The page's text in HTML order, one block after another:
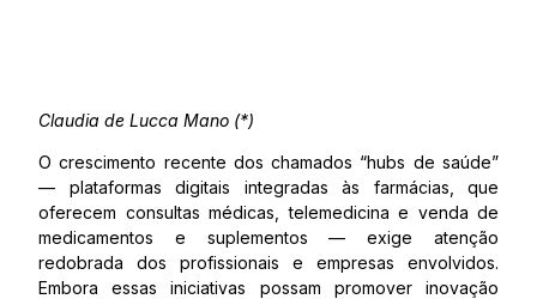
Claudia de Lucca Mano (*)
O crescimento recente dos chamados “hubs de saúde”
— plataformas digitais integradas às farmácias, que
oferecem consultas médicas, telemedicina e venda de
medicamentos e suplementos — exige atenção
redobrada dos profissionais e empresas envolvidos.
Embora essas iniciativas possam promover inovação